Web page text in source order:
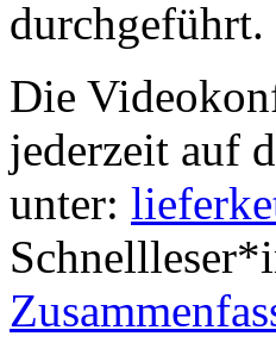
durchgeführt.
Die
jederzeit auf
unter: